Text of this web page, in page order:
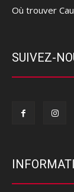
Où trouver
SUIVEZ-